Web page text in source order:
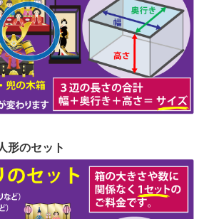
祭令和4年7月1日(金)
祭令和4年5月17日(火)
祭令和4年4月18日(月)
祭令和4年3月15日(火)
祭令和4年1月17日(月)
祭令和3年12月3日(金)
令和3年10月11日(月)
形のセット